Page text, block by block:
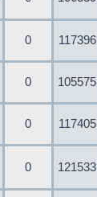
0 117396
0 105575
0 117405
0 121533